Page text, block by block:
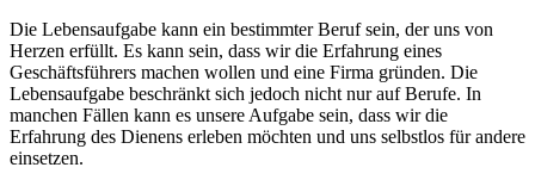
Die Lebensaufgabe kann ein bestimmter Beruf sein, der uns von
Herzen erfüllt. Es kann sein, dass wir die Erfahrung eines
Geschäftsführers machen wollen und eine Firma gründen. Die
Lebensaufgabe beschränkt sich jedoch nicht nur auf Berufe. In
manchen Fällen kann es unsere Aufgabe sein, dass wir die
Erfahrung des Dienens erleben möchten und uns selbstlos für andere
einsetzen.